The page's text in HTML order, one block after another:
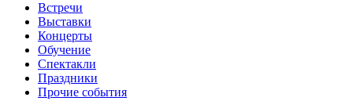
Встречи
Выставки
Концерты
Обучение
Спектакли
Праздники
Прочие события